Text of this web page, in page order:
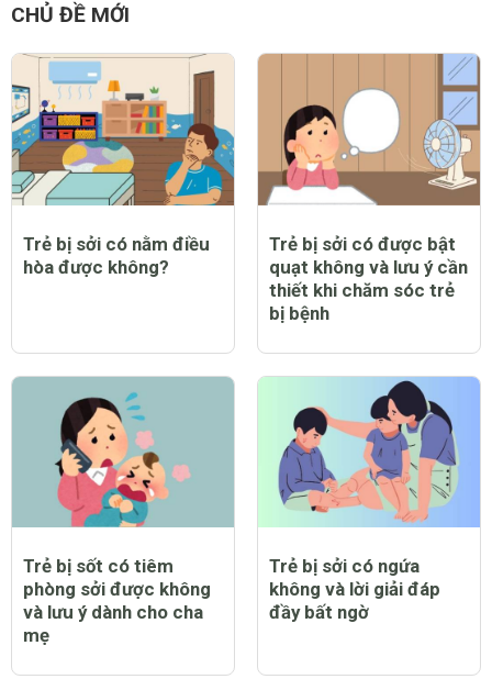
CHỦ ĐỀ MỚI
Trẻ bị sởi có nằm điều
hòa được không?
Trẻ bị sởi có được bật
quạt không và lưu ý cần
thiết khi chăm sóc trẻ
bị bệnh
Trẻ bị sốt có tiêm
phòng sởi được không
và lưu ý dành cho cha
mẹ
Trẻ bị sởi có ngứa
không và lời giải đáp
đầy bất ngờ